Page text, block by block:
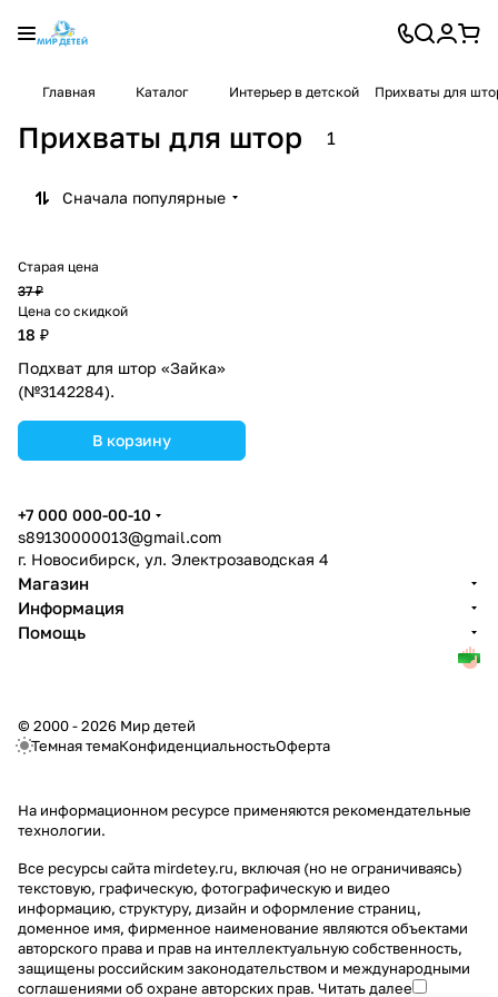
Главная Каталог Интерьер в детской Прихваты для
Прихваты для штор 1
Сначала популярные
Старая цена
37 ₽
Цена со скидкой
18 ₽
Подхват для штор «Зайка»
(№3142284).
В корзину
+7 000 000-00-10
s89130000013@gmail.com
г. Новосибирск, ул. Электрозаводская 4
Магазин
Информация
Помощь
© 2000 - 2026 Мир детей
Темная темаКонфиденциальностьОферта
На информационном ресурсе применяются рекомендательные
технологии.
Все ресурсы сайта mirdetey.ru, включая (но не ограничиваясь)
текстовую, графическую, фотографическую и видео
информацию, структуру, дизайн и оформление страниц,
доменное имя, фирменное наименование являются объектами
авторского права и прав на интеллектуальную собственность,
защищены российским законодательством и международными
соглашениями об охране авторских прав. Читать далее